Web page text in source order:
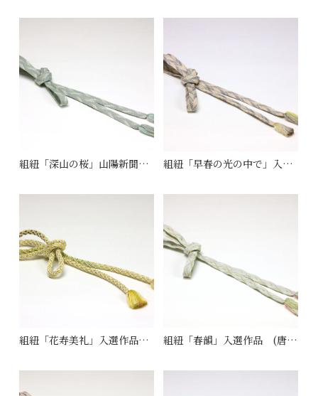
組紐「深山の桜」山陽新聞社賞 (笹波組) 組紐「早春の光の中で」入選作品 (笹波組)
組紐「花寿美礼」入選作品 (蛇籠組) 組紐「春韻」入選作品 (唐組)